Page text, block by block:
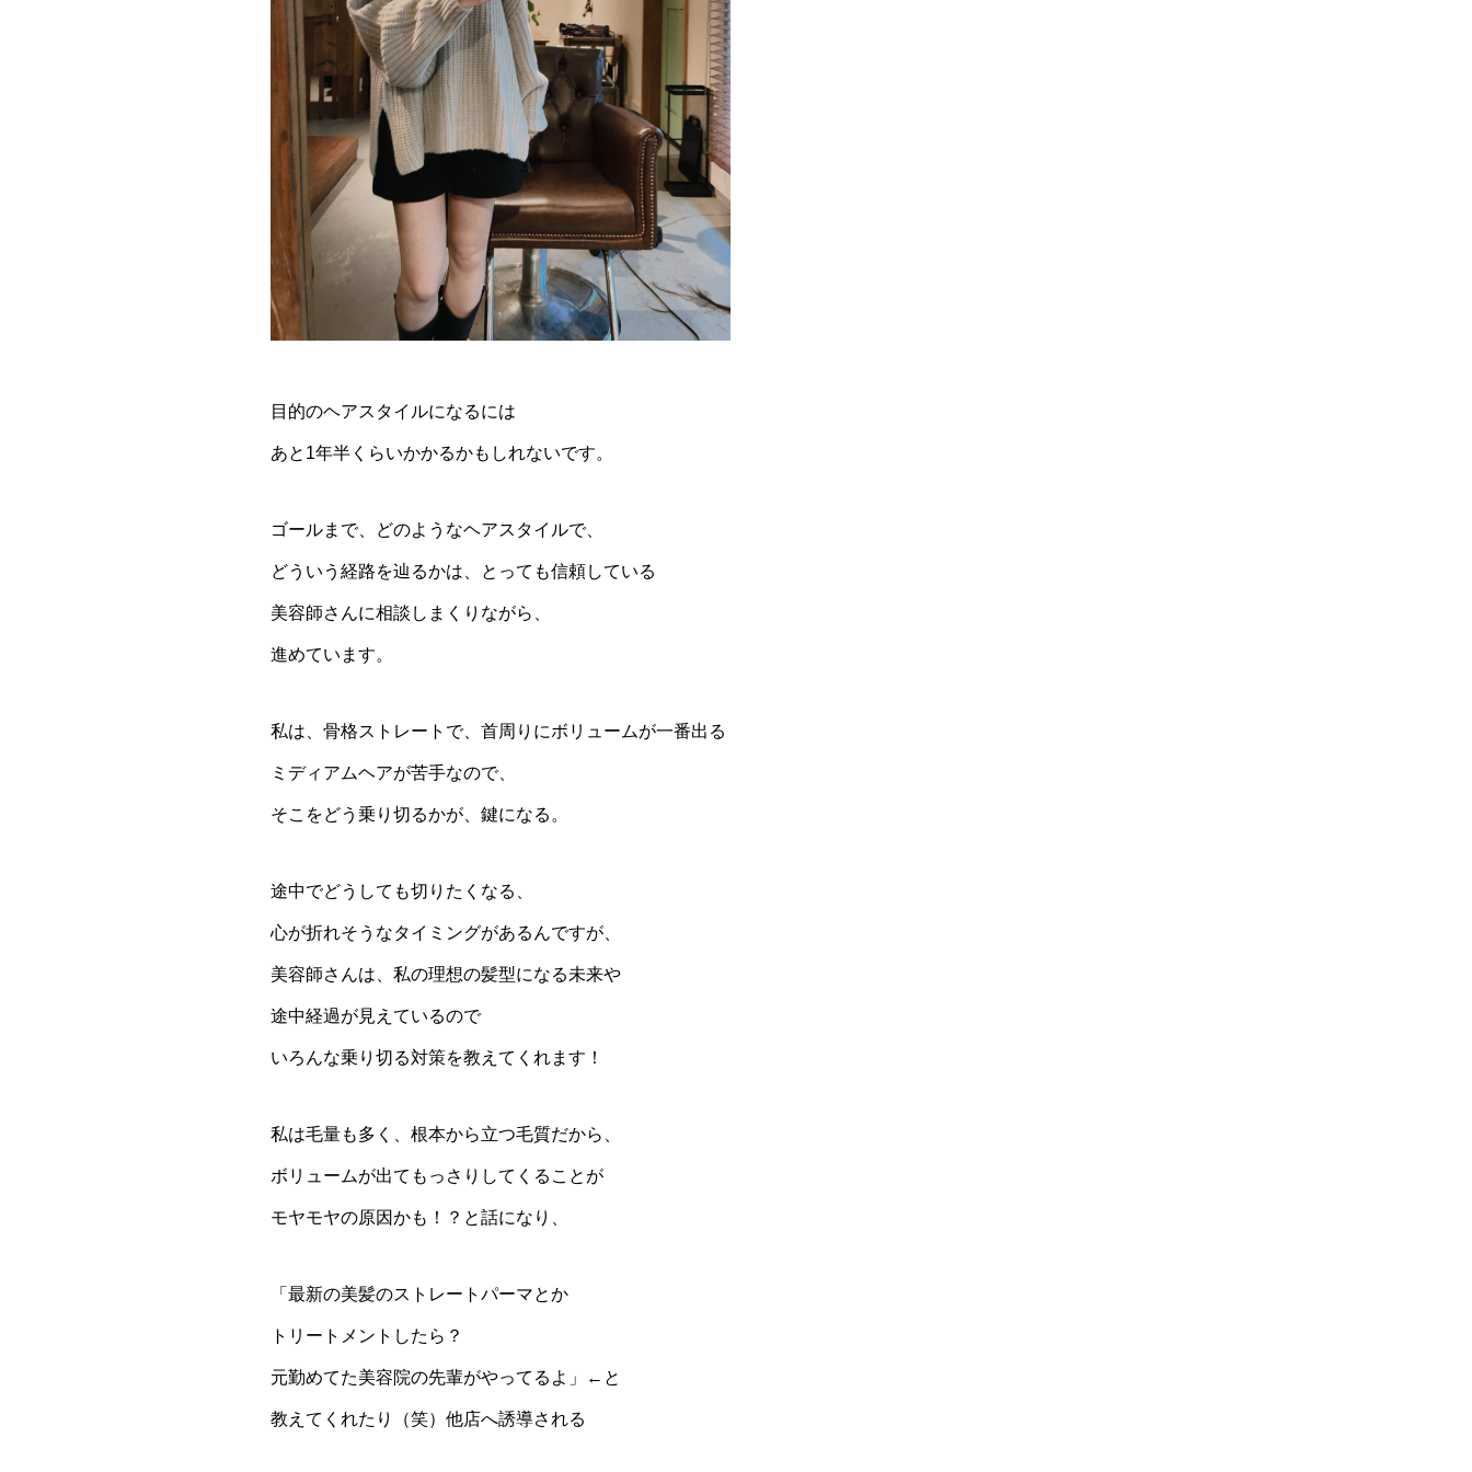
目的のヘアスタイルになるには
あと1年半くらいかかるかもしれないです。
ゴールまで、どのようなヘアスタイルで、
どういう経路を辿るかは、とっても信頼している
美容師さんに相談しまくりながら、
進めています。
私は、骨格ストレートで、首周りにボリュームが一番出る
ミディアムヘアが苦手なので、
そこをどう乗り切るかが、鍵になる。
途中でどうしても切りたくなる、
心が折れそうなタイミングがあるんですが、
美容師さんは、私の理想の髪型になる未来や
途中経過が見えているので
いろんな乗り切る対策を教えてくれます！
私は毛量も多く、根本から立つ毛質だから、
ボリュームが出てもっさりしてくることが
モヤモヤの原因かも！？と話になり、
「最新の美髪のストレートパーマとか
トリートメントしたら？
元勤めてた美容院の先輩がやってるよ」←と
教えてくれたり（笑）他店へ誘導される